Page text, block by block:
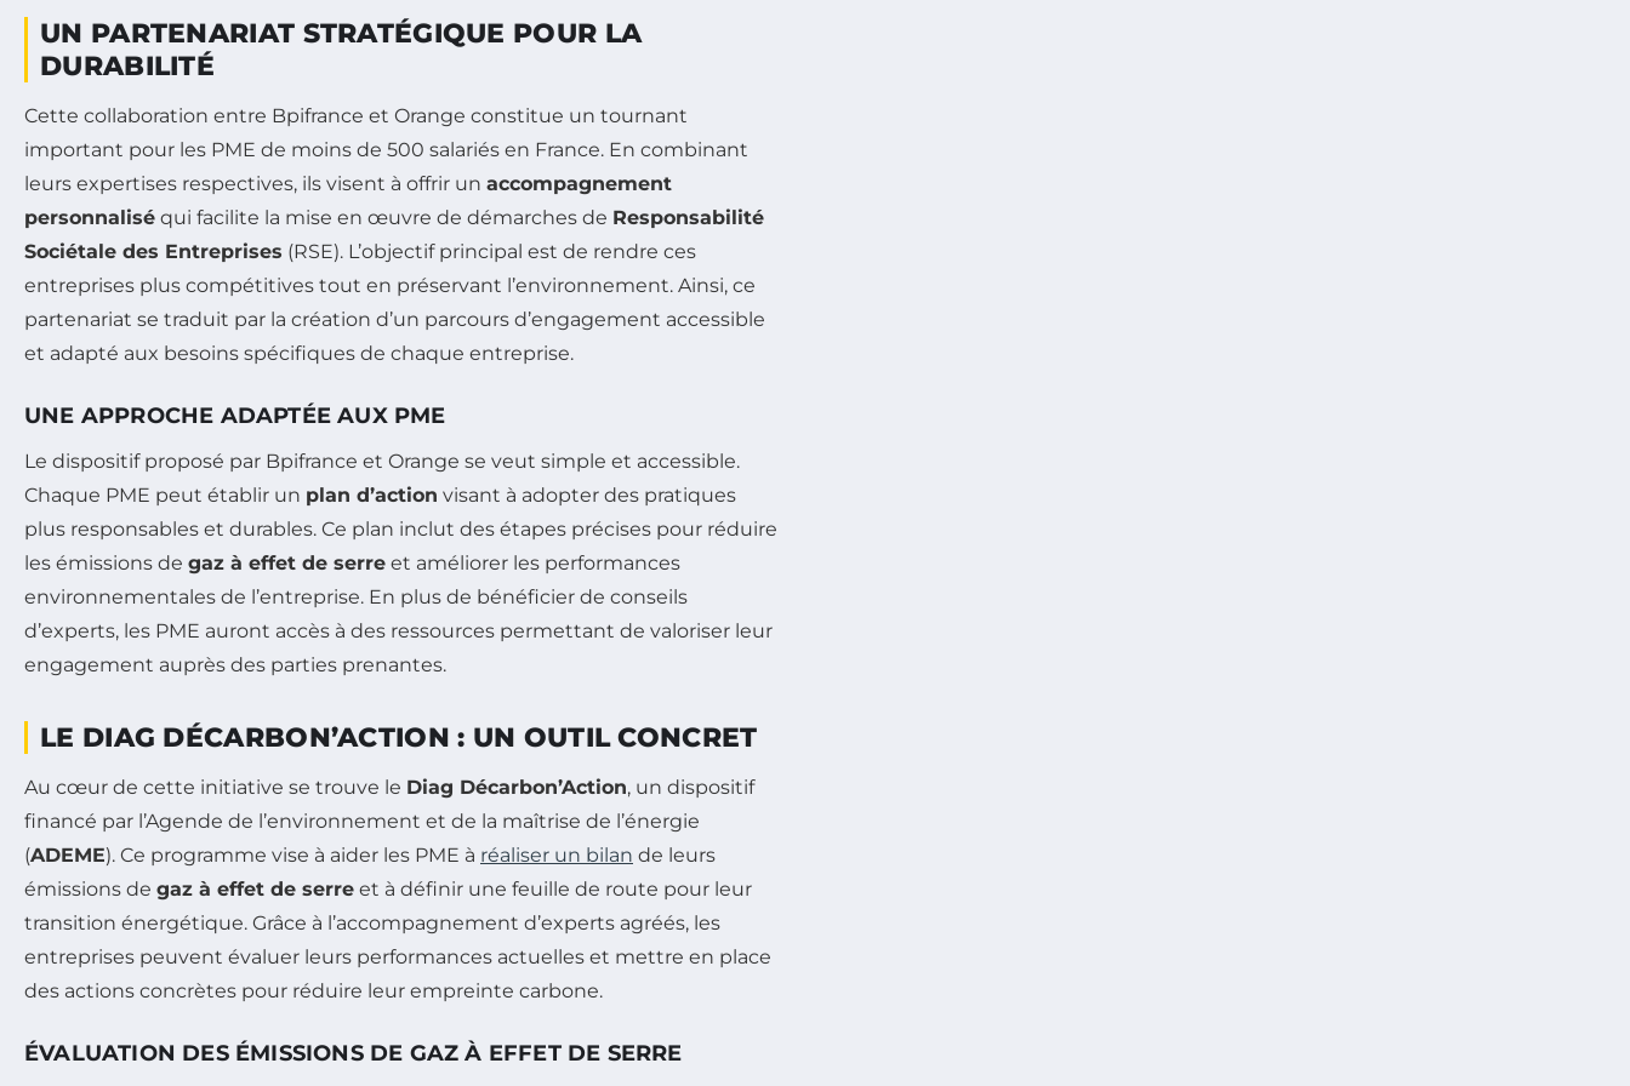
UN PARTENARIAT STRATÉGIQUE POUR LA
DURABILITÉ
Cette collaboration entre Bpifrance et Orange constitue un tournant
important pour les PME de moins de 500 salariés en France. En combinant
leurs expertises respectives, ils visent à offrir un accompagnement
personnalisé qui facilite la mise en œuvre de démarches de Responsabilité
Sociétale des Entreprises (RSE). L’objectif principal est de rendre ces
entreprises plus compétitives tout en préservant l’environnement. Ainsi, ce
partenariat se traduit par la création d’un parcours d’engagement accessible
et adapté aux besoins spécifiques de chaque entreprise.
UNE APPROCHE ADAPTÉE AUX PME
Le dispositif proposé par Bpifrance et Orange se veut simple et accessible.
Chaque PME peut établir un plan d’action visant à adopter des pratiques
plus responsables et durables. Ce plan inclut des étapes précises pour réduire
les émissions de gaz à effet de serre et améliorer les performances
environnementales de l’entreprise. En plus de bénéficier de conseils
d’experts, les PME auront accès à des ressources permettant de valoriser leur
engagement auprès des parties prenantes.
LE DIAG DÉCARBON’ACTION : UN OUTIL CONCRET
Au cœur de cette initiative se trouve le Diag Décarbon’Action, un dispositif
financé par l’Agende de l’environnement et de la maîtrise de l’énergie
(ADEME). Ce programme vise à aider les PME à réaliser un bilan de leurs
émissions de gaz à effet de serre et à définir une feuille de route pour leur
transition énergétique. Grâce à l’accompagnement d’experts agréés, les
entreprises peuvent évaluer leurs performances actuelles et mettre en place
des actions concrètes pour réduire leur empreinte carbone.
ÉVALUATION DES ÉMISSIONS DE GAZ À EFFET DE SERRE